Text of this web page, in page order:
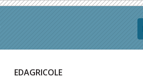
EDAGRICOLE